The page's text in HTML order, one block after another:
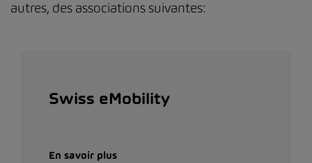
autres, des associations suivantes:
Swiss eMobility
En savoir plus